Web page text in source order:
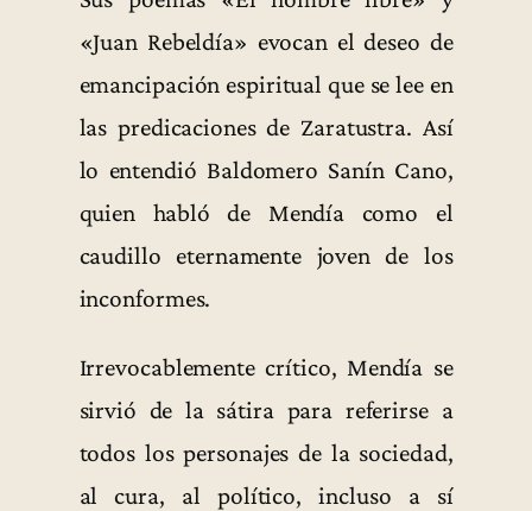
«Juan Rebeldía» evocan el deseo de
emancipación espiritual que se lee en
las predicaciones de Zaratustra. Así
lo entendió Baldomero Sanín Cano,
quien habló de Mendía como el
caudillo eternamente joven de los
inconformes.
Irrevocablemente crítico, Mendía se
sirvió de la sátira para referirse a
todos los personajes de la sociedad,
al cura, al político, incluso a sí